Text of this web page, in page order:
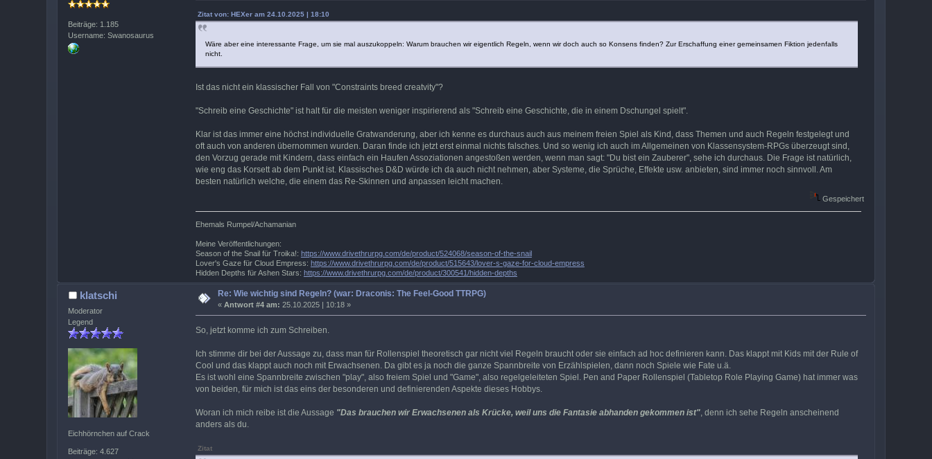
Beiträge: 1.185
Username: Swanosaurus
Zitat von: HEXer am 24.10.2025 | 18:10
Wäre aber eine interessante Frage, um sie mal auszukoppeln: Warum brauchen wir eigentlich Regeln, wenn wir doch auch so Konsens finden? Zur Erschaffung einer gemeinsamen Fiktion jedenfalls
nicht.
Ist das nicht ein klassischer Fall von "Constraints breed creatvity"?
"Schreib eine Geschichte" ist halt für die meisten weniger inspirierend als "Schreib eine Geschichte, die in einem Dschungel spielt".
Klar ist das immer eine höchst individuelle Gratwanderung, aber ich kenne es durchaus auch aus meinem freien Spiel als Kind, dass Themen und auch Regeln festgelegt und
oft auch von anderen übernommen wurden. Daran finde ich jetzt erst einmal nichts falsches. Und so wenig ich auch im Allgemeinen von Klassensystem-RPGs überzeugt sind,
den Vorzug gerade mit Kindern, dass einfach ein Haufen Assoziationen angestoßen werden, wenn man sagt: "Du bist ein Zauberer", sehe ich durchaus. Die Frage ist natürlich,
wie eng das Korsett ab dem Punkt ist. Klassisches D&D würde ich da auch nicht nehmen, aber Systeme, die Sprüche, Effekte usw. anbieten, sind immer noch sinnvoll. Am
besten natürlich welche, die einem das Re-Skinnen und anpassen leicht machen.
Gespeichert
Ehemals Rumpel/Achamanian
Meine Veröffentlichungen:
Season of the Snail für Troika!: https://www.drivethrurpg.com/de/product/524068/season-of-the-snail
Lover's Gaze für Cloud Empress: https://www.drivethrurpg.com/de/product/515643/lover-s-gaze-for-cloud-empress
Hidden Depths für Ashen Stars: https://www.drivethrurpg.com/de/product/300541/hidden-depths
klatschi
Moderator
Legend
Eichhörnchen auf Crack
Beiträge: 4.627
Re: Wie wichtig sind Regeln? (war: Draconis: The Feel-Good TTRPG)
«Antwort #4 am: 25.10.2025 | 10:18 »
So, jetzt komme ich zum Schreiben.
Ich stimme dir bei der Aussage zu, dass man für Rollenspiel theoretisch gar nicht viel Regeln braucht oder sie einfach ad hoc definieren kann. Das klappt mit Kids mit der Rule of
Cool und das klappt auch noch mit Erwachsenen. Da gibt es ja noch die ganze Spannbreite von Erzählspielen, dann noch Spiele wie Fate u.ä.
Es ist wohl eine Spannbreite zwischen "play", also freiem Spiel und "Game", also regelgeleiteten Spiel. Pen and Paper Rollenspiel (Tabletop Role Playing Game) hat immer was
von beiden, für mich ist das eins der besonderen und definierenden Aspekte dieses Hobbys.
Woran ich mich reibe ist die Aussage "Das brauchen wir Erwachsenen als Krücke, weil uns die Fantasie abhanden gekommen ist", denn ich sehe Regeln anscheinend
anders als du.
Zitat